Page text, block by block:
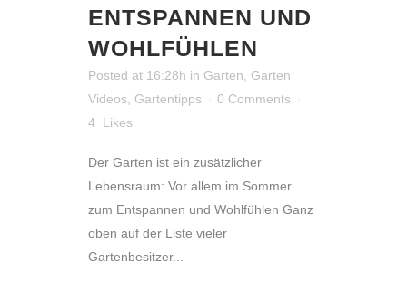
ENTSPANNEN UND
WOHLFÜHLEN
Posted at 16:28h in Garten
Garten
Videos Gartentipps
0 Comments
4 Likes
Der Garten ist ein zusätzlicher
Lebensraum: Vor allem im Sommer
zum Entspannen und Wohlfühlen Ganz
oben auf der Liste vieler
Gartenbesitzer...